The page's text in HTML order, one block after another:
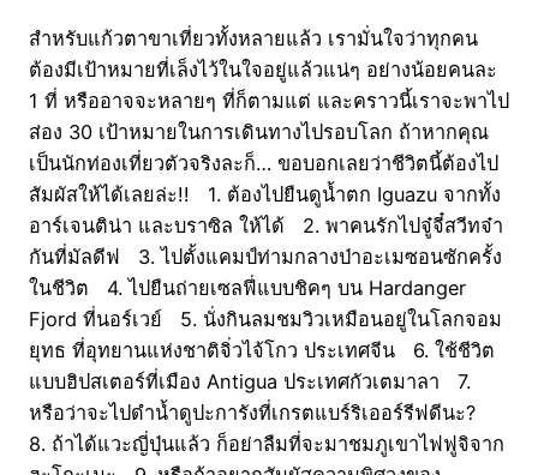
สำหรับแก้วตาขาเที่ยวทั้งหลายแล้ว เรามั่นใจว่าทุกคน
ต้องมีเป้าหมายที่เล็งไว้ในใจอยู่แล้วแน่ๆ อย่างน้อยคนละ
1 ที่ หรืออาจจะหลายๆ ที่ก็ตามแต่ และคราวนี้เราจะพาไป
ส่อง 30 เป้าหมายในการเดินทางไปรอบโลก ถ้าหากคุณ
เป็นนักท่องเที่ยวตัวจริงละก็… ขอบอกเลยว่าชีวิตนี้ต้องไป
สัมผัสให้ได้เลยล่ะ!! 1. ต้องไปยืนดูน้ำตก Iguazu จากทั้ง
อาร์เจนติน่า และบราซิล ให้ได้ 2. พาคนรักไปจู๋จี๋สวีทจ๋า
กันที่มัลดีฟ 3. ไปตั้งแคมป์ท่ามกลางป่าอะเมซอนซักครั้ง
ในชีวิต 4. ไปยืนถ่ายเซลฟี่แบบชิคๆ บน Hardanger
Fjord ที่นอร์เวย์ 5. นั่งกินลมชมวิวเหมือนอยู่ในโลกจอม
ยุทธ ที่อุทยานแห่งชาติจิ่วไจ้โกว ประเทศจีน 6. ใช้ชีวิต
แบบฮิปสเตอร์ที่เมือง Antigua ประเทศกัวเตมาลา 7.
หรือว่าจะไปดำน้ำดูปะการังที่เกรตแบร์ริเออร์รีฟดีนะ?
8. ถ้าได้แวะญี่ปุ่นแล้ว ก็อย่าลืมที่จะมาชมภูเขาไฟฟูจิจาก